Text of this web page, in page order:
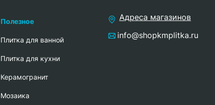
Полезное
Плитка для ванной
Плитка для кухни
Керамогранит
Мозаика
Адреса магазинов
info@shopkmplitka.ru